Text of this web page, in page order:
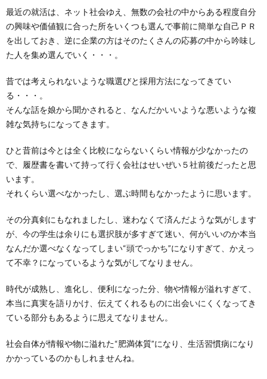
最近の就活は、ネット社会ゆえ、無数の会社の中からある程度自分
の興味や価値観に合った所をいくつも選んで事前に簡単な自己ＰＲ
を出しておき、逆に企業の方はそのたくさんの応募の中から吟味し
た人を集め選んでいく・・・。
昔では考えられないような職選びと採用方法になってきてい
る・・・。
そんな話を娘から聞かされると、なんだかいいような悪いような複
雑な気持ちになってきます。
ひと昔前は今とは全く比較にならないくらい情報が少なかったの
で、履歴書を書いて持って行く会社はせいぜい５社前後だったと思
います。
それくらい選べなかったし、選ぶ時間もなかったように思います。
その分真剣にもなれましたし、迷わなくて済んだような気がします
が、今の学生は余りにも選択肢が多すぎて迷い、何がいいのか本当
なんだか選べなくなってしまい“頭でっかち”になりすぎて、かえっ
て不幸？になっているような気がしてなりません。
時代が成熟し、進化し、便利になった分、物や情報が溢れすぎて、
本当に真実を語りかけ、伝えてくれるものに出会いにくくなってき
ている部分もあるように思えてなりません。
社会自体が情報や物に溢れた“肥満体質”になり、生活習慣病になり
かかっているのかもしれませんね。